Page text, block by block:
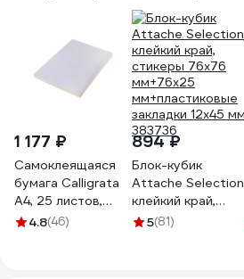
1 177 ₽
Самоклеящаяся
бумага Calligrata
А4, 25 листов,
80г/м, белая
4.8(46)
894 ₽
Блок-кубик
Attache Selection
клейкий край,
стикеры 76х76
5(81)